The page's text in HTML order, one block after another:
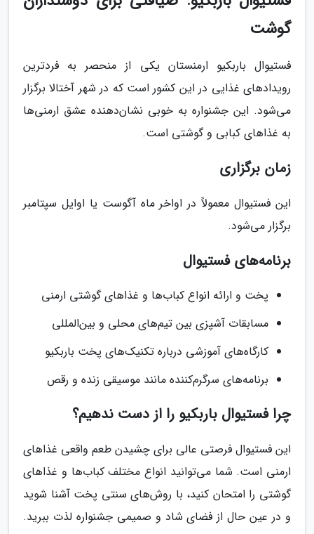
گوشت
فستیوال باربکیو ارمنستان یکی از منحصر به فردترین
رویدادهای غذایی در این کشور است که در شهر آختالا برگزار
می‌شود. این جشنواره به خوبی نشان‌دهنده عشق ارمنی‌ها
به غذاهای کبابی و گوشتی است.
زمان برگزاری
این فستیوال معمولاً در اواخر ماه آگوست یا اوایل سپتامبر
برگزار می‌شود.
برنامه‌های فستیوال
پخت و ارائه انواع کباب‌ها و غذاهای گوشتی ارمنی
مسابقات آشپزی بین تیم‌های محلی و بین‌المللی
کارگاه‌های آموزشی درباره تکنیک‌های پخت باربکیو
برنامه‌های سرگرم‌کننده مانند موسیقی زنده و رقص
چرا فستیوال باربکیو را از دست ندهیم؟
این فستیوال فرصتی عالی برای چشیدن طعم واقعی غذاهای
ارمنی است. شما می‌توانید انواع مختلف کباب‌ها و غذاهای
گوشتی را امتحان کنید، با روش‌های سنتی پخت آشنا شوید
و در عین حال از فضای شاد و صمیمی جشنواره لذت ببرید.